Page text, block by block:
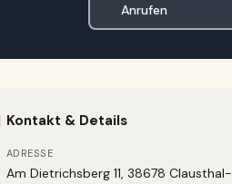
Anrufen
Kontakt & Details
ADRESSE
Am Dietrichsberg 11, 38678 Clausthal-